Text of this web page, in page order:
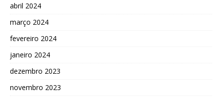
abril 2024
março 2024
fevereiro 2024
janeiro 2024
dezembro 2023
novembro 2023